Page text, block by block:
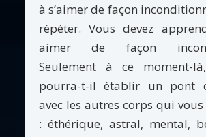
à s’aimer de façon
répéter. Vous devez
aimer de façon
Seulement à ce moment-
pourra-t-il établir un pont
avec les autres corps qui
: éthérique, astral, mental,